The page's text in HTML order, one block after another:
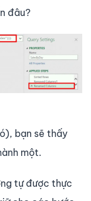
đâu?
bạn sẽ thấy
một.
tự được thực